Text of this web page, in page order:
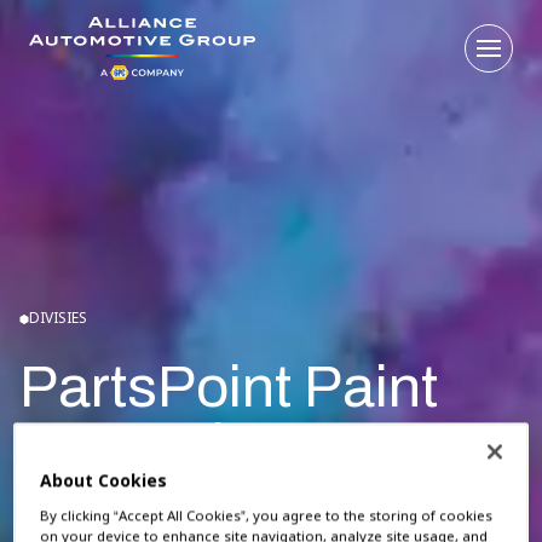
PartsPoint Paint
Non-paint
DIVISIES
Voor al uw paint- en non-paint-producten is PartsPoint
About Cookies
By clicking “Accept All Cookies”, you agree to the storing of cookies
on your device to enhance site navigation, analyze site usage, and